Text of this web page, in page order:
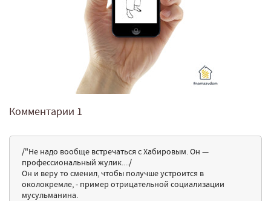
Комментарии 1
/"Не надо вообще встречаться с Хабировым. Он —
профессиональный жулик..../
Он и веру то сменил, чтобы получше устроится в
околокремле, - пример отрицательной социализации
мусульманина.